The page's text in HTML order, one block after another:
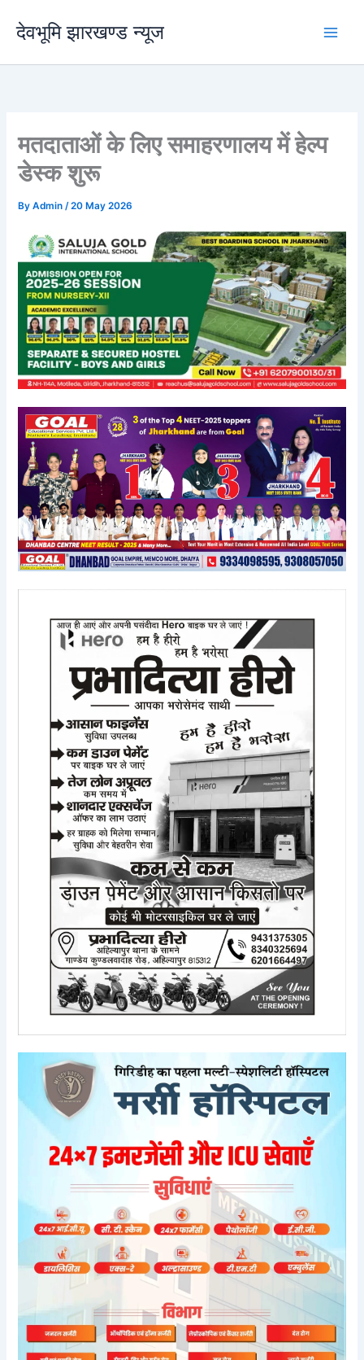
content
देवभूमि झारखण्ड न्यूज
मतदाताओं के लिए समाहरणालय में हेल्प
डेस्क शुरू
ByAdmin/20 May 2026